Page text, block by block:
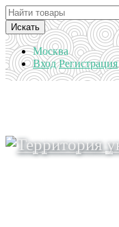
Искать
Москва
Вход Регистрация